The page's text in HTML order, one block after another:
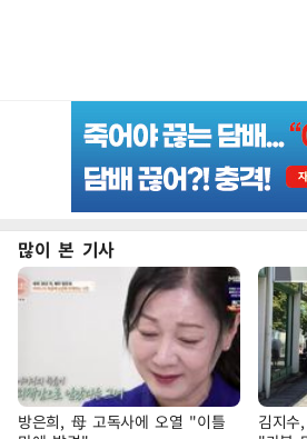
많이 본 기사
방은희, 母 고독사에 오열 "이틀
김지